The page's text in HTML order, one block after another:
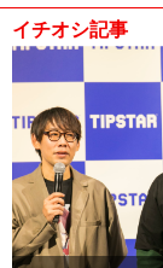
イチオシ記事